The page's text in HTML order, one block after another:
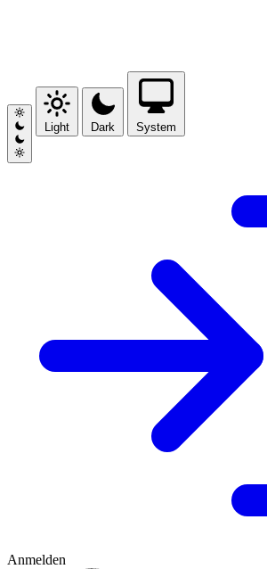
Light Dark System
Anmelden